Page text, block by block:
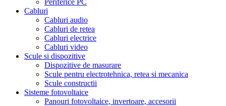
Periferice PC
Cabluri
Cabluri audio
Cabluri de retea
Cabluri electrice
Cabluri video
Scule si dispozitive
Dispozitive de masurare
Scule pentru electrotehnica, retea si mecanica
Scule constructii
Sisteme fotovoltaice
Panouri fotovoltaice, invertoare, accesorii